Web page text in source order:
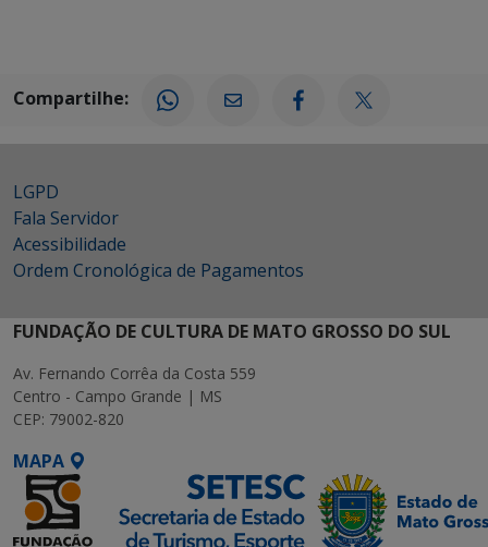
Compartilhe:
LGPD
Fala Servidor
Acessibilidade
Ordem Cronológica de Pagamentos
FUNDAÇÃO DE CULTURA DE MATO GROSSO DO SUL
Av. Fernando Corrêa da Costa 559
Centro - Campo Grande | MS
CEP: 79002-820
MAPA